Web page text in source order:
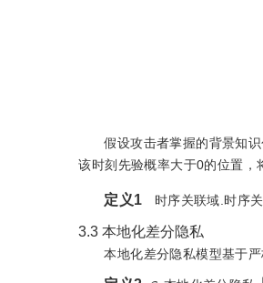
假设攻击者掌握的背景知
该时刻先验概率大于0的位置，
定义1 时序关联域.时序
3.3 本地化差分隐私
本地化差分隐私模型基于